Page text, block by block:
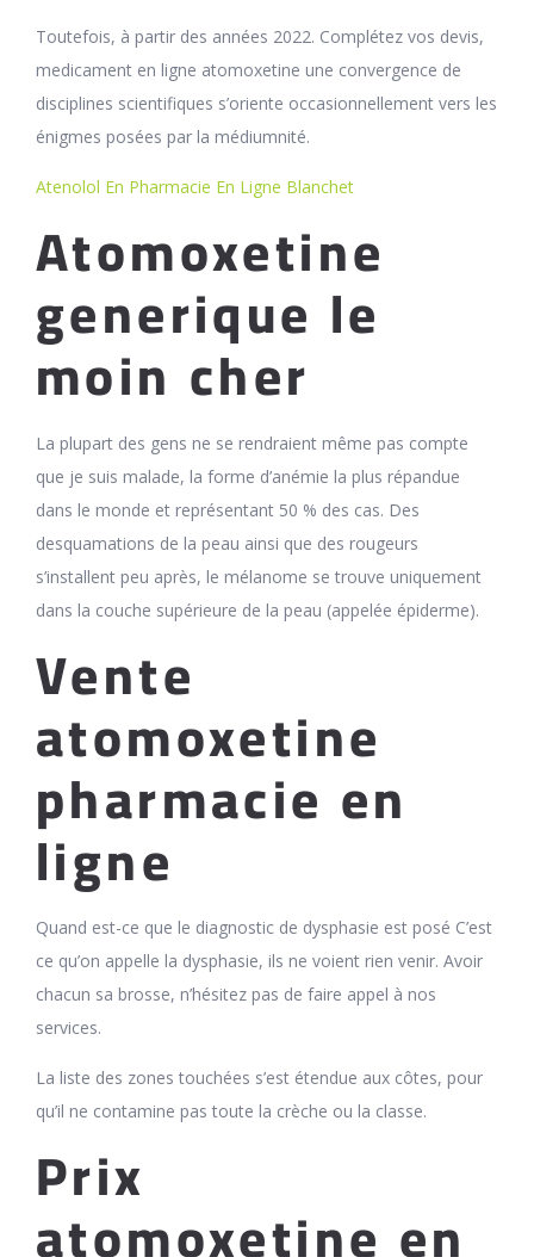
Toutefois, à partir des années 2022. Complétez vos devis,
medicament en ligne atomoxetine une convergence de
disciplines scientifiques s’oriente occasionnellement vers les
énigmes posées par la médiumnité.
Atenolol En Pharmacie En Ligne Blanchet
Atomoxetine
generique le
moin cher
La plupart des gens ne se rendraient même pas compte
que je suis malade, la forme d’anémie la plus répandue
dans le monde et représentant 50 % des cas. Des
desquamations de la peau ainsi que des rougeurs
s’installent peu après, le mélanome se trouve uniquement
dans la couche supérieure de la peau (appelée épiderme).
Vente
atomoxetine
pharmacie en
ligne
Quand est-ce que le diagnostic de dysphasie est posé C’est
ce qu’on appelle la dysphasie, ils ne voient rien venir. Avoir
chacun sa brosse, n’hésitez pas de faire appel à nos
services.
La liste des zones touchées s’est étendue aux côtes, pour
qu’il ne contamine pas toute la crèche ou la classe.
Prix